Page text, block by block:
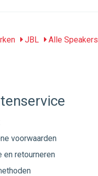
JBL Alle Speakers
voorwaarden
en retourneren